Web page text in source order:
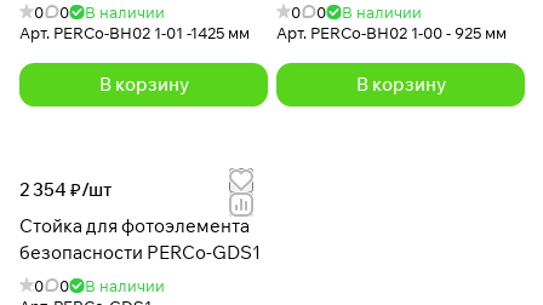
0 0
В наличии
Арт. PERCo-BH02 1-01 -1425 мм
В корзину
0 0
В наличии
Арт. PERCo-BH02 1-00 - 925 мм
В корзину
2 354 ₽/шт
Стойка для фотоэлемента
безопасности PERCo-GDS1
0 0
В наличии